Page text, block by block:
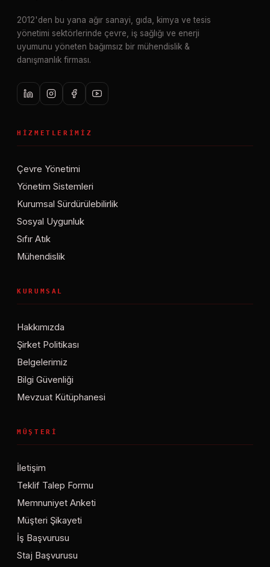
2012'den bu yana ağır sanayi, gıda, kimya ve tesis
yönetimi sektörlerinde çevre, iş sağlığı ve enerji
uyumunu yöneten bağımsız bir mühendislik &
danışmanlık firması.
HIZMETLERIMIZ
Çevre Yönetimi
Yönetim Sistemleri
Kurumsal Sürdürülebilirlik
Sosyal Uygunluk
Sıfır Atık
Mühendislik
KURUMSAL
Hakkımızda
Şirket Politikası
Belgelerimiz
Bilgi Güvenliği
Mevzuat Kütüphanesi
MÜŞTERI
İletişim
Teklif Talep Formu
Memnuniyet Anketi
Müşteri Şikayeti
İş Başvurusu
Staj Başvurusu